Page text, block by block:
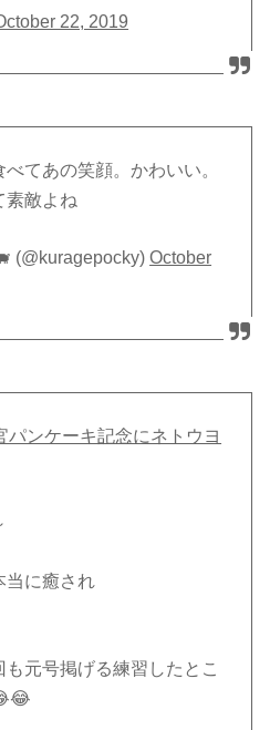
22, 2019
てあの笑顔。かわいい。
素敵よね
(@kuragepocky)October
パンケーキ記念にネトウヨ
当に癒され
元号掲げる練習したとこ